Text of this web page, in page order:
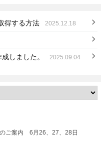
得する方法 2025.12.18
しました。 2025.09.04
ご案内 6月26、27、28日